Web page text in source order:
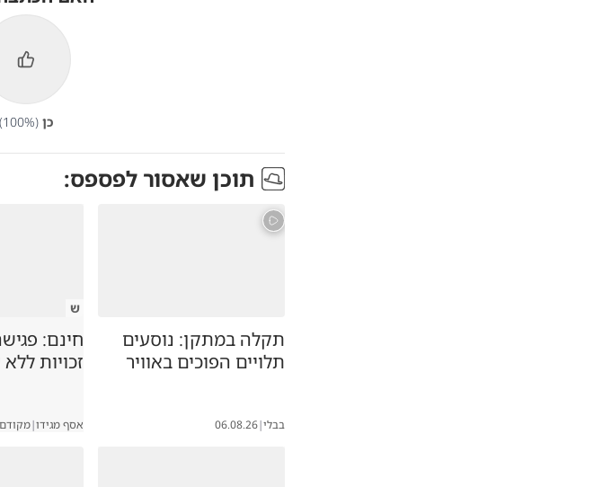
כן (
100%)
תוכן שאסור לפספס:
תקלה במתקן: נוסעים
תלויים הפוכים באוויר
בבלי|
06.08.26
ש
חינם:
זכויות
אסף מגידו|מקודם